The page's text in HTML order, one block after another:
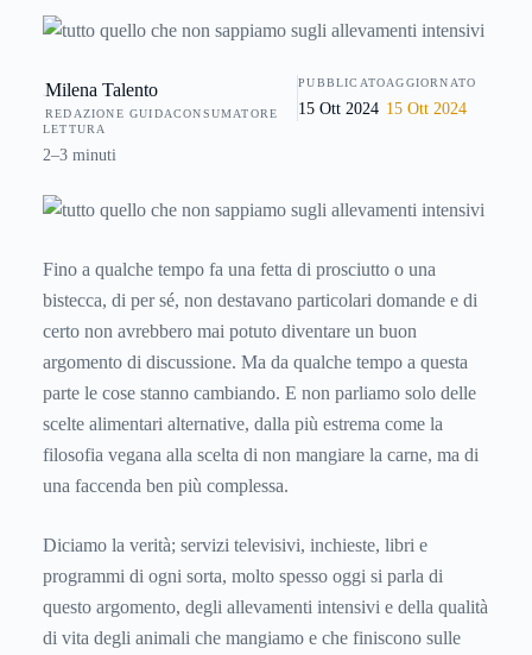
fanno molte più domande che riguardano in particolare la
quale stato versano i nostri allevamenti?
Milena Talento
REDAZIONE GUIDACONSUMATORE
PUBBLICATO
15 Ott 2024
AGGIORNATO
15 Ott 2024
LETTURA
2–3 minuti
Fino a qualche tempo fa una fetta di prosciutto o una
bistecca, di per sé, non destavano particolari domande e di
certo non avrebbero mai potuto diventare un buon
argomento di discussione. Ma da qualche tempo a questa
parte le cose stanno cambiando. E non parliamo solo delle
scelte alimentari alternative, dalla più estrema come la
filosofia vegana alla scelta di non mangiare la carne, ma di
una faccenda ben più complessa.
Diciamo la verità; servizi televisivi, inchieste, libri e
programmi di ogni sorta, molto spesso oggi si parla di
questo argomento, degli allevamenti intensivi e della qualità
di vita degli animali che mangiamo e che finiscono sulle